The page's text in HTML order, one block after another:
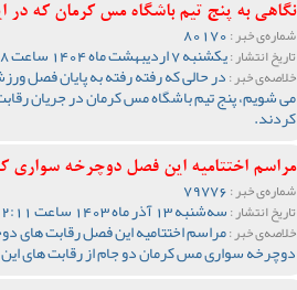
نگاهی به پنج تیم باشگاه مس کرمان که
شماره‌ی خبر :
تاریخ انتشار :یکشنبه 7 اردیبهشت ماه 1404 ساعت 12:48
خلاصه‌ی خبر :
می شویم، پنج تیم باشگاه مس کرمان در جریان
کردند.
مراسم اختتامیه این فصل دوچرخه سواری
شماره‌ی خبر :
تاریخ انتشار :سه‌شنبه 13 آذر ماه 1403 ساعت 12:11
خلاصه‌ی خبر :مراسم اختتامیه این فصل رقابت های
دوچرخه سواری مس کرمان دو جام از رقابت های